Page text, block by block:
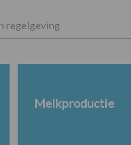
regelgeving
Melkproductie